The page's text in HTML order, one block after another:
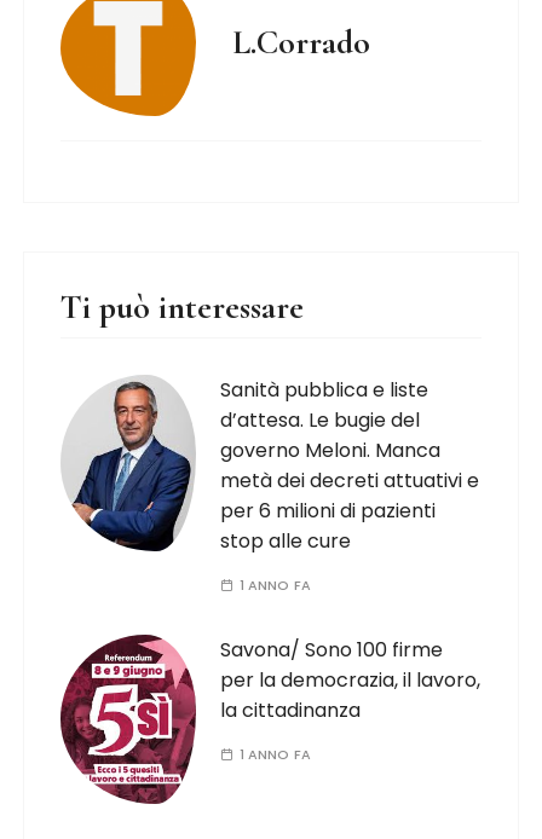
L.Corrado
Ti può interessare
Sanità pubblica e liste
d’attesa. Le bugie del
governo Meloni. Manca
metà dei decreti attuativi e
per 6 milioni di pazienti
stop alle cure
1 ANNO FA
Savona/ Sono 100 firme
per la democrazia, il lavoro,
la cittadinanza
1 ANNO FA